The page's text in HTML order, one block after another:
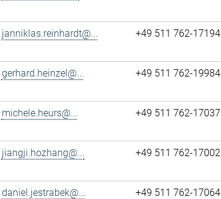
janniklas.reinhardt@... +49 511 762-17194
gerhard.heinzel@... +49 511 762-19984
michele.heurs@... +49 511 762-17037
jiangji.hozhang@... +49 511 762-17002
daniel.jestrabek@... +49 511 762-17064